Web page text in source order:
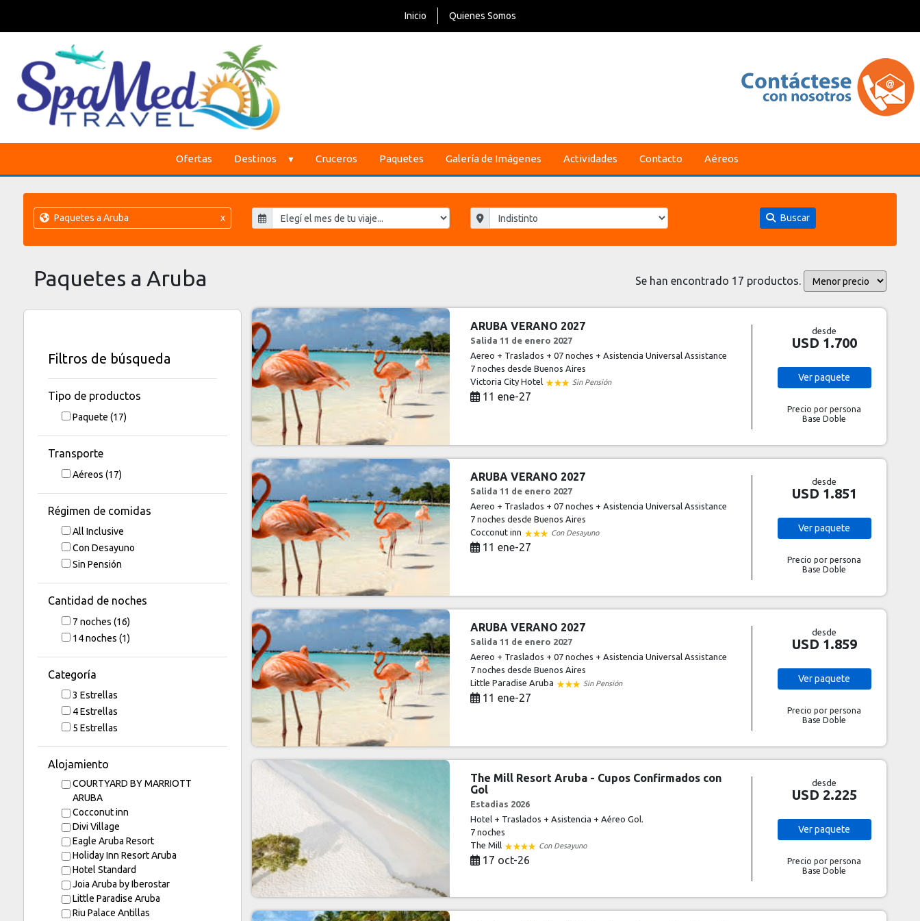
Inicio Quienes Somos
Ofertas Destinos Cruceros Paquetes Galería de Imágenes Actividades Contacto Aéreos
Paquetes a Aruba x Buscar
Paquetes a Aruba Se han encontrado 17 productos.
Filtros de búsqueda
Tipo de productos
Paquete (17)
Transporte
Aéreos (17)
Régimen de comidas
All Inclusive
Con Desayuno
Sin Pensión
Cantidad de noches
7 noches (16)
14noches (1)
Categoría
3 Estrellas
4 Estrellas
5 Estrellas
Alojamiento
COURTYARD BY MARRIOTT
ARUBA
Cocconut inn
Divi Village
Eagle Aruba Resort
Holiday Inn Resort Aruba
Hotel Standard
Joia Aruba by Iberostar
Little Paradise Aruba
Riu Palace Antillas
ARUBA VERANO 2027
Salida 11 de enero 2027
Aereo + Traslados + 07 noches + Asistencia Universal Assistance
7 noches desde Buenos Aires
Victoria City Hotel
Sin Pensión
11 ene-27
desde
USD 1.700
Verpaquete
Precio por persona
Base Doble
ARUBA VERANO 2027
Salida 11 de enero 2027
Aereo + Traslados + 07 noches + Asistencia Universal Assistance
7 noches desde Buenos Aires
Cocconut inn
Con Desayuno
11 ene-27
desde
USD 1.851
Verpaquete
Precio por persona
Base Doble
ARUBA VERANO 2027
Salida 11 de enero 2027
Aereo + Traslados + 07 noches + Asistencia Universal Assistance
7 noches desde Buenos Aires
Little Paradise Aruba
Sin Pensión
11 ene-27
desde
USD 1.859
Verpaquete
Precio por persona
Base Doble
The Mill Resort Aruba - Cupos Confirmados con
Gol
Estadias 2026
Hotel + Traslados + Asistencia + Aéreo Gol.
7 noches
The Mill
Con Desayuno
17 oct-26
desde
USD 2.225
Verpaquete
Precio por persona
Base Doble